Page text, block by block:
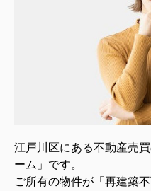
江戸川区にある不動産売
ーム」です。
ご所有の物件が「再建築